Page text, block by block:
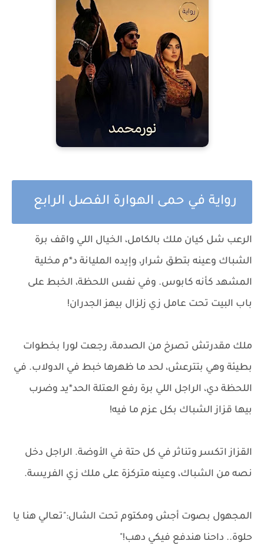
رواية في حمى الهوارة الفصل الرابع
الرعب شل كيان ملك بالكامل، الخيال اللي واقف برة
الشباك وعينه بتطق شرار، وإيده المليانة د*م مخلية
المشهد كأنه كابوس. وفي نفس اللحظة، الخبط على
باب البيت تحت عامل زي زلزال بيهز الجدران!
ملك مقدرتش تصرخ من الصدمة، رجعت لورا بخطوات
بطيئة وهي بتترعش، لحد ما ظهرها خبط في الدولاب. في
اللحظة دي، الراجل اللي برة رفع العتلة الحد*يد وضرب
بيها قزاز الشباك بكل عزم ما فيه!
القزاز اتكسر وتناثر في كل حتة في الأوضة. الراجل دخل
نصه من الشباك، وعينه متركزة على ملك زي الفريسة.
المجهول بصوت أجش ومكتوم تحت الشال:"تعالي هنا يا
حلوة.. داحنا هندفع فيكي دهب!"